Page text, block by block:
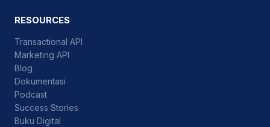
RESOURCES
Transactional API
Marketing API
Blog
Dokumentasi
Podcast
Success Stories
Buku Digital